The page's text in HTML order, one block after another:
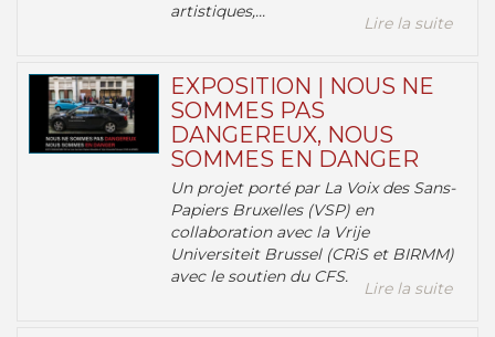
artistiques,...
Lire la suite
EXPOSITION | NOUS NE
SOMMES PAS
DANGEREUX, NOUS
SOMMES EN DANGER
Un projet porté par La Voix des Sans-
Papiers Bruxelles (VSP) en
collaboration avec la Vrije
Universiteit Brussel (CRiS et BIRMM)
avec le soutien du CFS.
Lire la suite